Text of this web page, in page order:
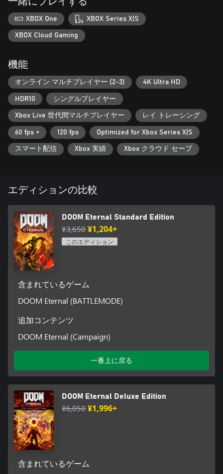
https://eulas.bethesda.net/doom-eternal
XBOX One XBOX Series X|S
XBOX Cloud Gaming
機能
オンライン マルチプレイヤー (2-3) 4K Ultra HD
HDR10 シングルプレイヤー
Xbox Live 世代間マルチプレイヤー レイ トレーシング
60 fps + 120 fps Optimized for Xbox Series X|S
スマート配信 Xbox 実績 Xbox クラウド セーブ
エディションの比較
DOOM Eternal Standard Edition
¥3,650¥1,204+
このエディション
含まれているゲーム
DOOM Eternal (BATTLEMODE)
追加コンテンツ
DOOM Eternal (Campaign)
一番上に戻る
DOOM Eternal Deluxe Edition
¥6,050¥1,996+
含まれているゲーム